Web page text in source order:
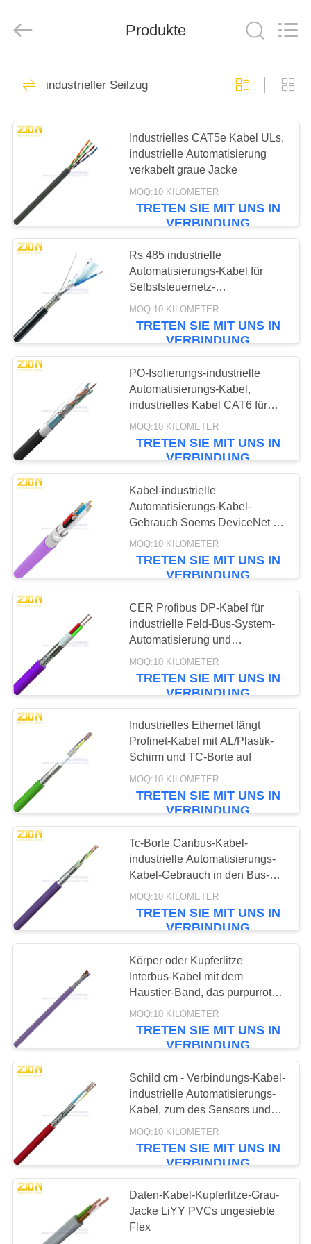
HAUS
PRODUKTE
FABRIK-
AUSFLUG
QUALITÄTSKONTROLLE
TRETEN
SIE
VERBINDUNG
FORDERN
SIE EIN
ZITAT
SITEMAP
PRIVACY
POLICY
LTD.
Optisches
Fasersystem
516
Lichtwellenleiter
38
Kupfernes
strukturiertes
Verkabeln
50-Ohm-
Koaxialkabel
54
Koaxialkabel CCTV
132
Koaxialkabel CATV
Faser-
Optiktransceivers
Kabinett und Gestell
105
Produkte
industrieller Seilzug
Industrielles CAT5e Kabel ULs,
industrielle Automatisierung
verkabelt graue Jacke
MOQ:10 KILOMETER
TRETEN SIE MIT UNS IN
VERBINDUNG
Rs 485 industrielle
Automatisierungs-Kabel für
Selbststeuernetz-
Kommunikation des Gebäudes
MOQ:10 KILOMETER
TRETEN SIE MIT UNS IN
VERBINDUNG
PO-Isolierungs-industrielle
Automatisierungs-Kabel,
industrielles Kabel CAT6 für
langes Leben
MOQ:10 KILOMETER
TRETEN SIE MIT UNS IN
VERBINDUNG
Kabel-industrielle
Automatisierungs-Kabel-
Gebrauch Soems DeviceNet im
DeviceNet-Bus-System
MOQ:10 KILOMETER
TRETEN SIE MIT UNS IN
VERBINDUNG
CER Profibus DP-Kabel für
industrielle Feld-Bus-System-
Automatisierung und
Kommunikation
MOQ:10 KILOMETER
TRETEN SIE MIT UNS IN
VERBINDUNG
Industrielles Ethernet fängt
Profinet-Kabel mit AL/Plastik-
Schirm und TC-Borte auf
MOQ:10 KILOMETER
TRETEN SIE MIT UNS IN
VERBINDUNG
Tc-Borte Canbus-Kabel-
industrielle Automatisierungs-
Kabel-Gebrauch in den Bus-
Systemen
MOQ:10 KILOMETER
TRETEN SIE MIT UNS IN
VERBINDUNG
Körper oder Kupferlitze
Interbus-Kabel mit dem
Haustier-Band, das purpurrote
Jacke einwickelt
MOQ:10 KILOMETER
TRETEN SIE MIT UNS IN
VERBINDUNG
Schild cm - Verbindungs-Kabel-
industrielle Automatisierungs-
Kabel, zum des Sensors und
des Propellers zu prüfen
MOQ:10 KILOMETER
TRETEN SIE MIT UNS IN
VERBINDUNG
Daten-Kabel-Kupferlitze-Grau-
Jacke LiYY PVCs ungesiebte
Flex